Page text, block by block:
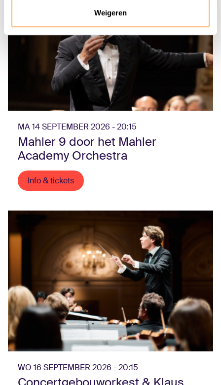
Weigeren
MA 14 SEPTEMBER 2026 - 20:15
Mahler 9 door het Mahler
Academy Orchestra
Info & tickets
WO 16 SEPTEMBER 2026 - 20:15